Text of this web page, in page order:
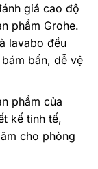
giá cao độ
phẩm Grohe.
lavabo đều
bẩn, dễ vệ
phẩm của
kế tinh tế,
cho phòng